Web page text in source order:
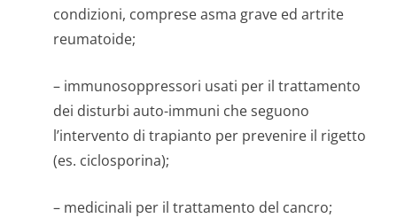
condizioni, comprese asma grave ed artrite
reumatoide;
– immunosoppressori usati per il trattamento
dei disturbi auto-immuni che seguono
l’intervento di trapianto per prevenire il rigetto
(es. ciclosporina);
– medicinali per il trattamento del cancro;